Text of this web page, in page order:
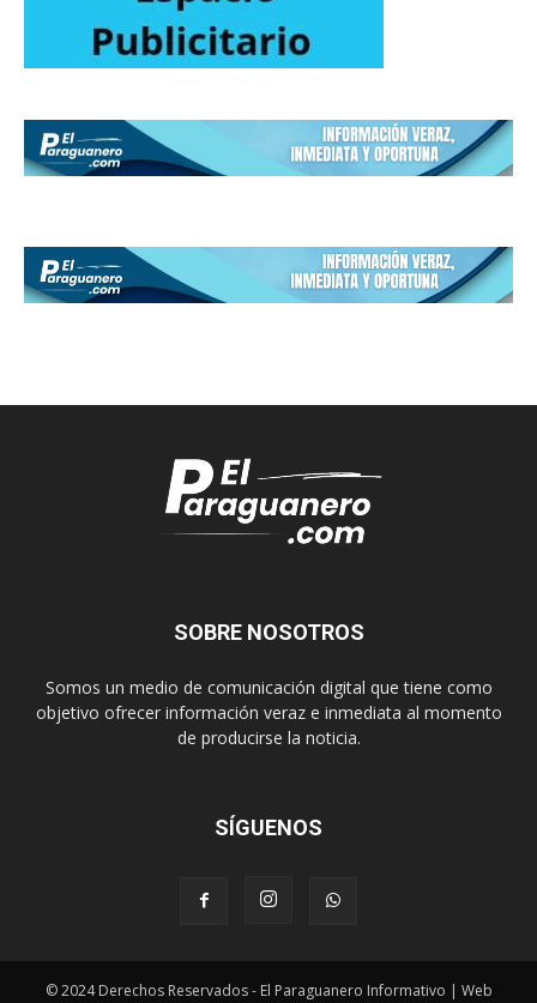
SOBRE NOSOTROS
Somos un medio de comunicación digital que tiene como
objetivo ofrecer información veraz e inmediata al momento
de producirse la noticia.
SÍGUENOS
© 2024 Derechos Reservados - El Paraguanero Informativo | Web